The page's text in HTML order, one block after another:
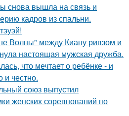
снова вышла на связь и
кадров из спальни.
Волны" между Киану ривзом и
настоящая мужская дружба.
что мечтает о ребёнке - и
и честно.
союз выпустил
женских соревнований по